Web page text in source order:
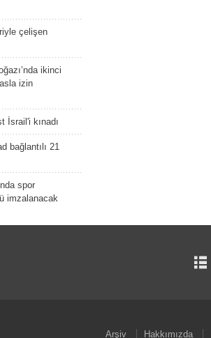
çelişen
ikinci
izin
İsrail'i kınadı
bağlantılı 21
spor
imzalanacak
Arşiv Hakkımızda